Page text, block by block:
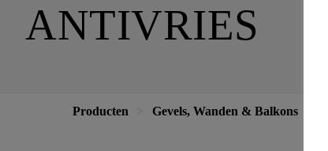
ANTIVRIES
Producten Gevels, Wanden & Balkons